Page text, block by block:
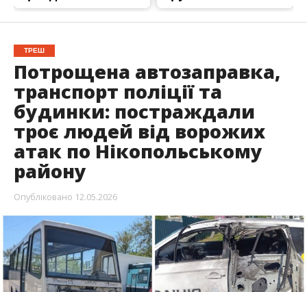
ТРЕШ
Потрощена автозаправка,
транспорт поліції та
будинки: постраждали
троє людей від ворожих
атак по Нікопольському
району
Опубліковано 12.05.2026